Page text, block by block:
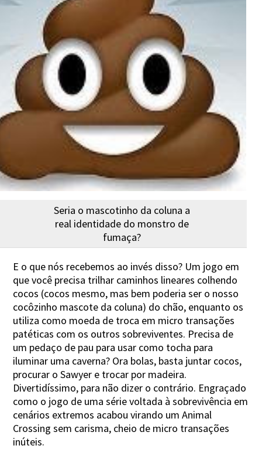
Seria o mascotinho da coluna a
real identidade do monstro de
fumaça?
E o que nós recebemos ao invés disso? Um jogo em
que você precisa trilhar caminhos lineares colhendo
cocos (cocos mesmo, mas bem poderia ser o nosso
cocôzinho mascote da coluna) do chão, enquanto os
utiliza como moeda de troca em micro transações
patéticas com os outros sobreviventes. Precisa de
um pedaço de pau para usar como tocha para
iluminar uma caverna? Ora bolas, basta juntar cocos,
procurar o Sawyer e trocar por madeira.
Divertidíssimo, para não dizer o contrário. Engraçado
como o jogo de uma série voltada à sobrevivência em
cenários extremos acabou virando um Animal
Crossing sem carisma, cheio de micro transações
inúteis.